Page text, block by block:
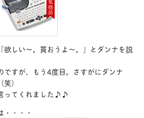
欲しい～。買おうよ～。」とダンナを説
ですが、もう4度目。さすがにダンナ
）
ってくれました♪♪
・・・